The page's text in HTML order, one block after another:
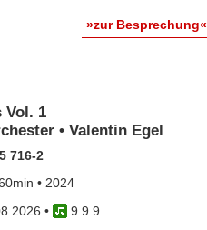
»zur Besprechung«
Vol. 1
• Valentin Egel
716-2
• 2024
•
9 9 9